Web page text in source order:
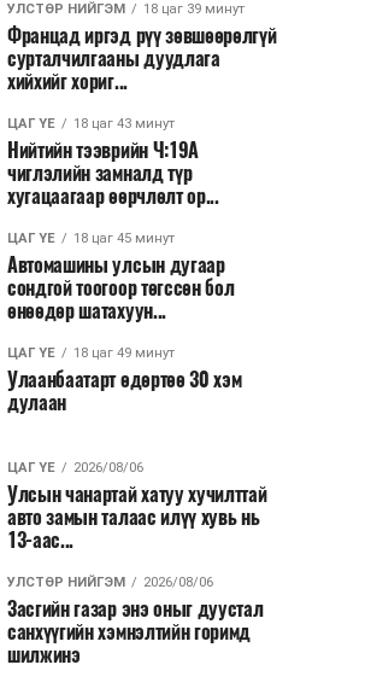
УЛСТӨР НИЙГЭМ 18 цаг 39 минут
Францад иргэд рүү зөвшөөрөлгүй
сурталчилгааны дуудлага
хийхийг хориг...
ЦАГ ҮЕ 18 цаг 43 минут
Нийтийн тээврийн Ч:19А
чиглэлийн замналд түр
хугацаагаар өөрчлөлт ор...
ЦАГ ҮЕ 18 цаг 45 минут
Автомашины улсын дугаар
сондгой тоогоор төгссөн бол
өнөөдөр шатахуун...
ЦАГ ҮЕ 18 цаг 49 минут
Улаанбаатарт өдөртөө 30 хэм
дулаан
ЦАГ ҮЕ 2026/08/06
Улсын чанартай хатуу хучилттай
авто замын талаас илүү хувь нь
13-аас...
УЛСТӨР НИЙГЭМ 2026/08/06
Засгийн газар энэ оныг дуустал
санхүүгийн хэмнэлтийн горимд
шилжинэ